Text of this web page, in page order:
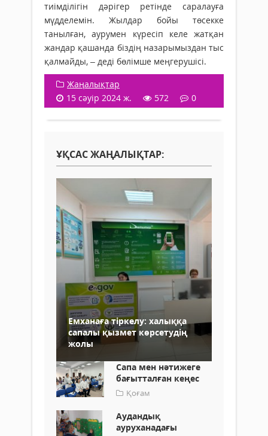
тиімділігін дәрігер ретінде саралауға
мүдделемін. Жылдар бойы төсекке
танылған, аурумен күресіп келе жатқан
жандар қашанда біздің назарымыздан тыс
қалмайды, – деді бөлімше меңгерушісі.
Жаңалықтар
15 сәуір 2024 ж.
572 0
ҰҚСАС ЖАҢАЛЫҚТАР:
Емханаға тіркелу: халыққа
сапалы қызмет көрсетудің
жолы
Сапа мен нәтижеге
бағытталған кеңес
Қоғам
Аудандық
ауруханадағы